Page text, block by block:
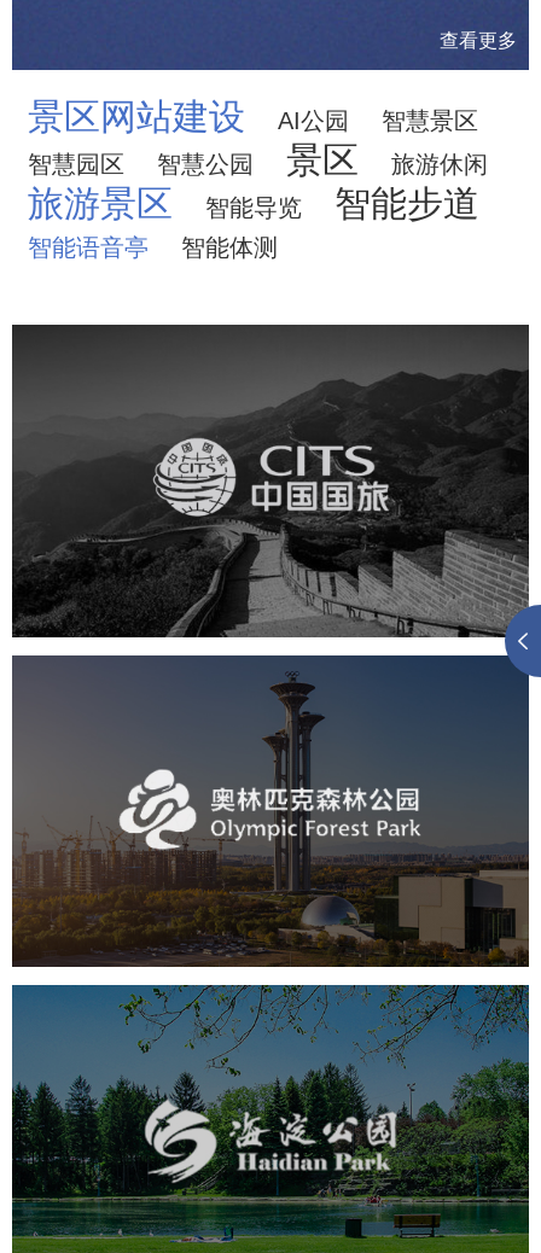
查看更多
景区网站建设 AI公园
智慧景区
智慧园区
智慧公园 景区 旅游休闲
旅游景区 智能导览 智能步道
智能语音亭 智能体测
中国国旅
旅游休闲 电商网站 网站建设
奥体森林公园
旅游休闲 公园 AI人工智能
智慧公园
智慧体育公园
智能步道 智能大数据平台
海淀公园
旅游休闲 公园 AI人工智能 智慧公园
智能步道
智能大数据平台
AR太极 智能语音亭